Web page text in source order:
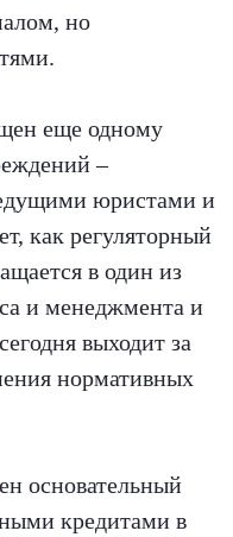
но
еще одному
–
юристами и
как регуляторный
в один из
и менеджмента и
выходит за
нормативных
основательный
кредитами в